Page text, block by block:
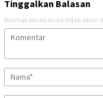
Tinggalkan Balasan
Alamat email Anda tidak akan